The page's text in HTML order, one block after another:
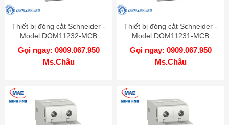
Thiết bị đóng cắt Schneider -
Model DOM11232-MCB
Gọi ngay: 0909.067.950
Ms.Châu
Thiết bị đóng cắt Schneider -
Model DOM11231-MCB
Gọi ngay: 0909.067.950
Ms.Châu